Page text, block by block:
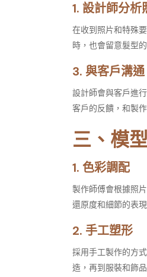
1. 設計師分析
在收到照片和特殊
時，也會留意髮型
3. 與客戶溝通​
設計師會與客戶進
客戶的反饋，和製
三、模
1. 色彩調配​
製作師傅會根據照
還原度和細節的表
2. 手工塑形​
採用手工製作的方
造，再到服裝和飾